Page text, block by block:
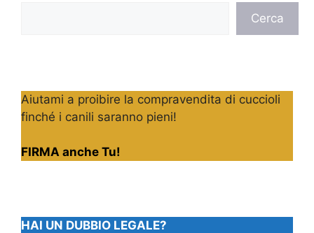
Cerca
Aiutami a proibire la compravendita di cuccioli
finché i canili saranno pieni!
FIRMA anche Tu!
HAI UN DUBBIO LEGALE?